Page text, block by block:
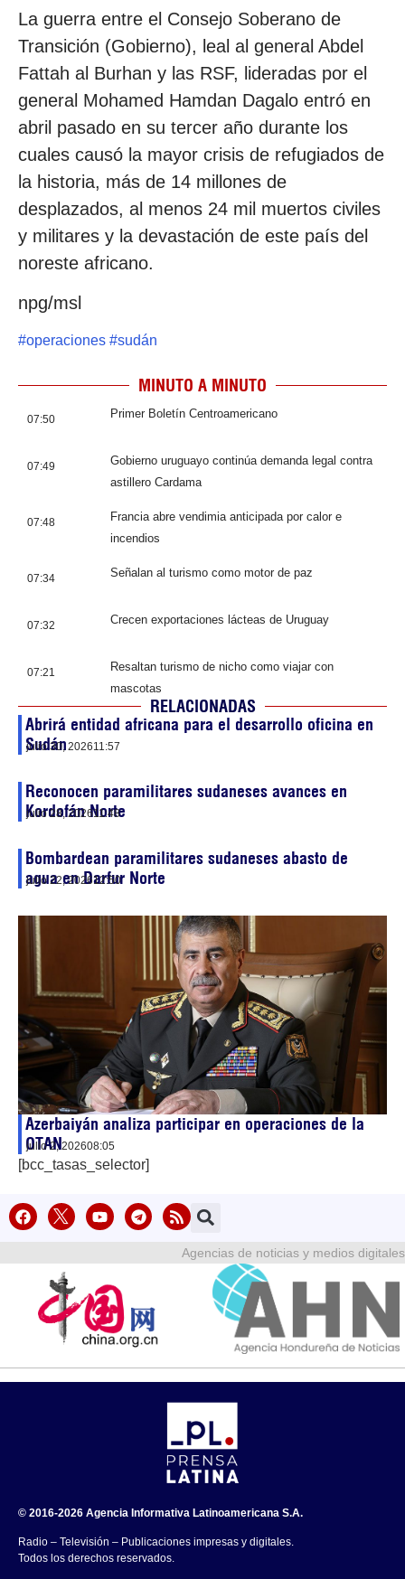
La guerra entre el Consejo Soberano de
Transición (Gobierno), leal al general Abdel
Fattah al Burhan y las RSF, lideradas por el
general Mohamed Hamdan Dagalo entró en
abril pasado en su tercer año durante los
cuales causó la mayor crisis de refugiados de
la historia, más de 14 millones de
desplazados, al menos 24 mil muertos civiles
y militares y la devastación de este país del
noreste africano.
npg/msl
#operaciones #sudán
MINUTO A MINUTO
07:50 Primer Boletín Centroamericano
07:49
Gobierno uruguayo continúa demanda legal contra
astillero Cardama
07:48
Francia abre vendimia anticipada por calor e
incendios
07:34 Señalan al turismo como motor de paz
07:32 Crecen exportaciones lácteas de Uruguay
07:21
Resaltan turismo de nicho como viajar con
mascotas
RELACIONADAS
Abrirá entidad africana para el desarrollo oficina en
Sudán
julio 30, 202611:57
Reconocen paramilitares sudaneses avances en
Kordofán Norte
julio 28, 202611:48
Bombardean paramilitares sudaneses abasto de
agua en Darfur Norte
julio 22, 202612:50
Azerbaiyán analiza participar en operaciones de la
OTAN
julio 2, 202608:05
[bcc_tasas_selector]
Agencias de noticias y medios digitales
© 2016-2026 Agencia Informativa Latinoamericana S.A.
Radio – Televisión – Publicaciones impresas y digitales.
Todos los derechos reservados.